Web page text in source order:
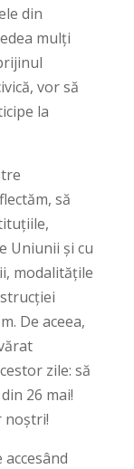
din
mulți
vor să
la
să
Uniunii și cu
modalitățile
De aceea,
zile: să
26 mai!
noștri!